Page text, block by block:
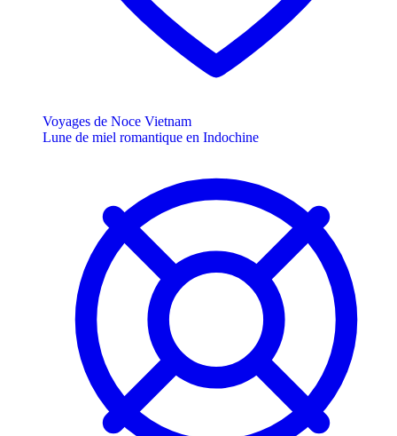
Voyages de Noce Vietnam
Lune de miel romantique en Indochine